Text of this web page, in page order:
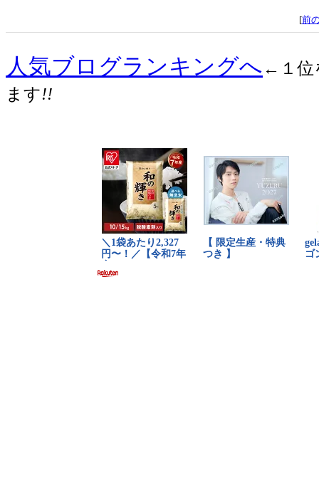
[前
人気ブログランキングへ ←１位
ます!!